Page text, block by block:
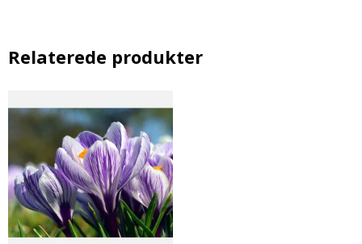
Relaterede produkter